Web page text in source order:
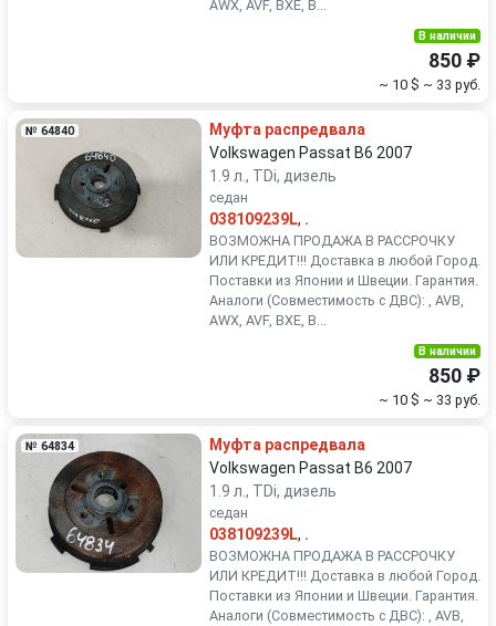
AWX, AVF, BXE, B...
В наличии
850 ₽
~ 10 $ ~ 33 руб.
№ 64840
Муфта распредвала
Volkswagen Passat B6 2007
1.9 л., TDi, дизель
седан
038109239L, .
ВОЗМОЖНА ПРОДАЖА В РАССРОЧКУ
ИЛИ КРЕДИТ!!! Доставка в любой Город.
Поставки из Японии и Швеции. Гарантия.
Аналоги (Совместимость с ДВС): , AVB,
AWX, AVF, BXE, B...
В наличии
850 ₽
~ 10 $ ~ 33 руб.
№ 64834
Муфта распредвала
Volkswagen Passat B6 2007
1.9 л., TDi, дизель
седан
038109239L, .
ВОЗМОЖНА ПРОДАЖА В РАССРОЧКУ
ИЛИ КРЕДИТ!!! Доставка в любой Город.
Поставки из Японии и Швеции. Гарантия.
Аналоги (Совместимость с ДВС): , AVB,